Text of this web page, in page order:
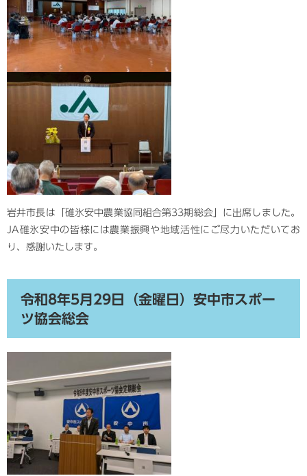
岩井市長は「碓氷安中農業協同組合第33期総会」に出席しました。
JA碓氷安中の皆様には農業振興や地域活性にご尽力いただいてお
り、感謝いたします。
​令和8年5月29日（金曜日）安中市スポー
ツ協会総会